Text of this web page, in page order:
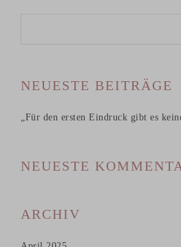
NEUESTE BEITRÄGE
„Für den ersten Eindruck gibt es
NEUESTE
ARCHIV